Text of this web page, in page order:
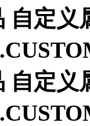
自定义
自定义